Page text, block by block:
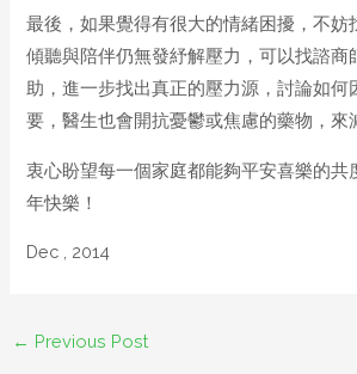
最後，如果覺得有很大的情緒困擾，不妨
傾聽與陪伴仍無發紓解壓力，可以找諮商
助，進一步找出真正的壓力源，討論如何
要，醫生也會開抗憂鬱或焦慮的藥物，來
衷心盼望每一個家庭都能夠平安喜樂的共
年快樂！
Dec , 2014
← Previous Post